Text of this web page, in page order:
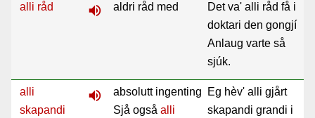
alli råd volume_up aldri råd med
Det va' alli råd få i
doktari den gongjí
Anlaug varte så
sjúk.
alli
skapandi
volume_up
absolutt ingenting
Sjå også alli
Eg hèv' alli gjårt
skapandi grandi i